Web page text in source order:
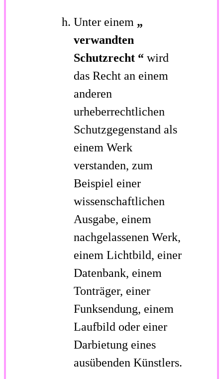
Unter einem „
verwandten
Schutzrecht “ wird
das Recht an einem
anderen
urheberrechtlichen
Schutzgegenstand als
einem Werk
verstanden, zum
Beispiel einer
wissenschaftlichen
Ausgabe, einem
nachgelassenen Werk,
einem Lichtbild, einer
Datenbank, einem
Tonträger, einer
Funksendung, einem
Laufbild oder einer
Darbietung eines
ausübenden Künstlers.